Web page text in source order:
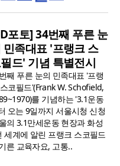
포토] 34번째 푸른 눈
민족대표 '프랭크 스
드' 기념 특별전시
째 푸른 눈의 민족대표 '프랭
코필드'(Frank W. Schofield,
를 기념하는 '3.1운동
오는 9일까지 서울시청 신청
의 3.1만세운동 현장과 화성
계에 알린 프랭크 스코필드
른 교육자요, 고통..